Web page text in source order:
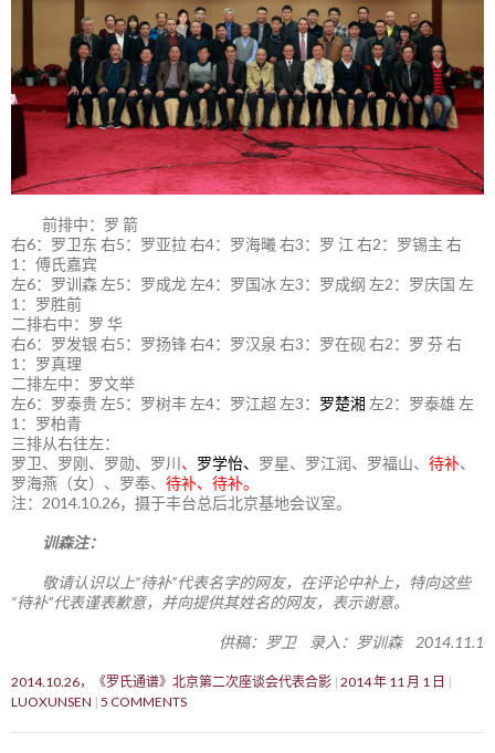
前排中：罗 箭
右6：罗卫东 右5：罗亚拉 右4：罗海曦 右3：罗 江 右2：罗锡主 右
1：傅氏嘉宾
左6：罗训森 左5：罗成龙 左4：罗国冰 左3：罗成纲 左2：罗庆国 左
1：罗胜前
二排右中：罗 华
右6：罗发银 右5：罗扬锋 右4：罗汉泉 右3：罗在砚 右2：罗 芬 右
1：罗真理
二排左中：罗文举
左6：罗泰贵 左5：罗树丰 左4：罗江超 左3： 罗楚湘 左2：罗泰雄 左
1：罗柏青
三排从右往左：
罗卫、罗刚、罗勋、罗川 、 罗学怡、 罗星、罗江润、罗福山、 待补、
罗海燕（女）、罗奉、 待补、待补。
注：2014.10.26，摄于丰台总后北京基地会议室。
训森注：
敬请认识以上“待补”代表名字的网友，在评论中补上，特向这些
“待补”代表谨表歉意，并向提供其姓名的网友，表示谢意。
供稿：罗卫 录入：罗训森 2014.11.1
2014.10.26，《罗氏通谱》北京第二次座谈会代表合影 2014 年 11 月 1 日
LUOXUNSEN 5 COMMENTS